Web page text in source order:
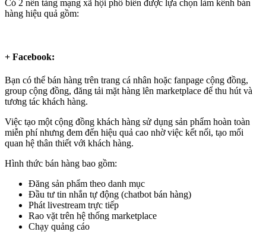
Có 2 nền tảng mạng xã hội phổ biến được lựa chọn làm kênh bán
hàng hiệu quả gồm:
+ Facebook:
Bạn có thể bán hàng trên trang cá nhân hoặc fanpage cộng đồng,
group cộng đồng, đăng tải mặt hàng lên marketplace để thu hút và
tương tác khách hàng.
Việc tạo một cộng đồng khách hàng sử dụng sản phẩm hoàn toàn
miễn phí nhưng đem đến hiệu quả cao nhờ việc kết nối, tạo mối
quan hệ thân thiết với khách hàng.
Hình thức bán hàng bao gồm:
Đăng sản phẩm theo danh mục
Đầu tư tin nhắn tự động (chatbot bán hàng)
Phát livestream trực tiếp
Rao vặt trên hệ thống marketplace
Chạy quảng cáo